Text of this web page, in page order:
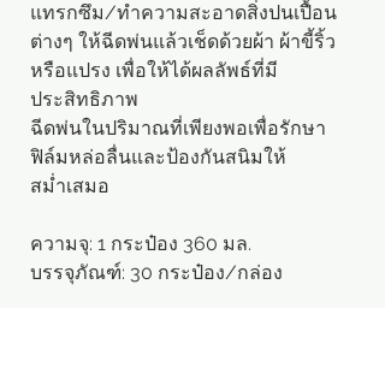
แทรกซึม/ทำความสะอาดสิ่งปนเปื้อน
ต่างๆ ให้ฉีดพ่นแล้วเช็ดด้วยผ้า ผ้าขี้ริ้ว
หรือแปรง เพื่อให้ได้ผลลัพธ์ที่มี
ประสิทธิภาพ
ฉีดพ่นในปริมาณที่เพียงพอเพื่อรักษา
ฟิล์มหล่อลื่นและป้องกันสนิมให้
สม่ำเสมอ
ความจุ: 1 กระป๋อง 360 มล.
บรรจุภัณฑ์: 30 กระป๋อง/กล่อง